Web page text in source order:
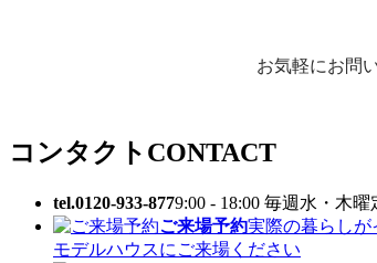
お気軽にお問
コンタクト CONTACT
tel.0120-933-8779:00 - 18:00 毎週水・木曜
ご来場予約実際の暮らしが
モデルハウスにご来場ください